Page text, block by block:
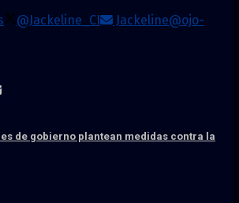
@Jackeline_CI
Jackeline@ojo-
de gobierno plantean medidas contra la